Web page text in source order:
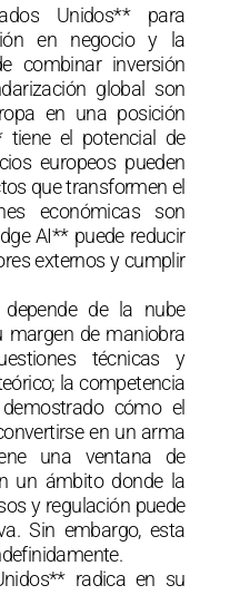
Unidos** para
en negocio y la
combinar inversión
global son
en una posición
tiene el potencial de
europeos pueden
que transformen el
económicas son
AI** puede reducir
externos y cumplir
de la nube
margen de maniobra
técnicas y
la competencia
cómo el
en un arma
una ventana de
un ámbito donde la
y regulación puede
Sin embargo, esta
radica en su